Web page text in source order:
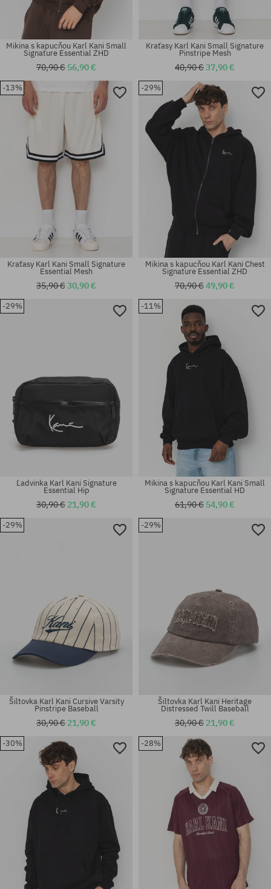
Dostupné veľkosti:
Dostupné veľkosti:
M; XL
Dostupné veľkosti:
Mikina s kapucňou Karl Kani Small
Signature Essential ZHD
70,90 € 56,90 €
Dostupné veľkosti:
Kraťasy Karl Kani Small Signature
Pinstripe Mesh
40,90 €37,90 €
-13%
Dostupné veľkosti:
Kraťasy Karl Kani Small Signature
Essential Mesh
35,90 €30,90 €
-29%
Dostupné veľkosti:
Mikina s kapucňou Karl Kani Chest
Signature Essential ZHD
70,90 €49,90 €
-29%
univerzálna veľkosť
Ľadvinka Karl Kani Signature
Essential Hip
30,90 € 21,90 €
-11%
Dostupné veľkosti:
Mikina s kapucňou Karl Kani Small
Signature Essential HD
61,90 € 54,90 €
-29%
Šiltovka Karl Kani Cursive Varsity
Pinstripe Baseball
30,90 € 21,90 €
-29%
Šiltovka Karl Kani Heritage
Distressed Twill Baseball
30,90 € 21,90 €
-30% -28%